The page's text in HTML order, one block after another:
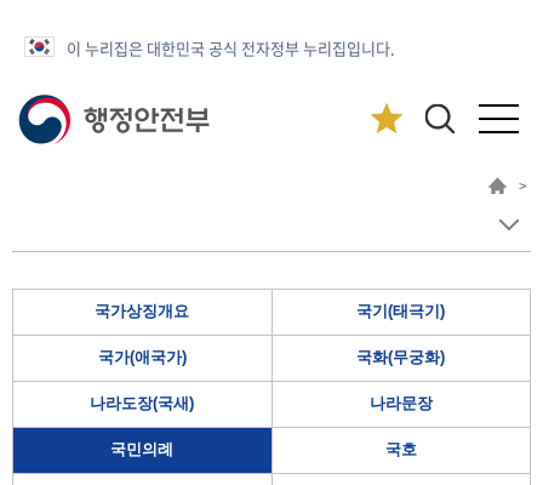
이 누리집은 대한민국 공식 전자정부 누리집입니다.
>
국가상징개요 국기(태극기)
국가(애국가) 국화(무궁화)
나라도장(국새) 나라문장
국민의례 국호